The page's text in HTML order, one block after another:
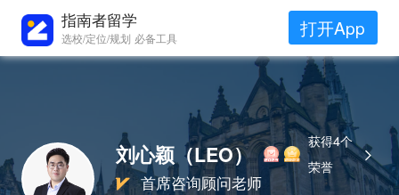
指南者留学
选校/定位/规划 必备工具 打开App
刘心颖（LEO）
获得4个
荣誉
首席咨询顾问老师